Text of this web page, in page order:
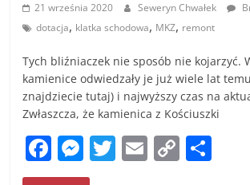
21 września 2020 Seweryn Chwałek
dotacja, klatka schodowa, MKZ, remont
Tych bliźniaczek nie sposób nie kojarzyć.
kamienice odwiedzały je już wiele lat
znajdziecie tutaj) i najwyższy czas na
Zwłaszcza, że kamienica z Kościuszki
F
a
M
e
T E C